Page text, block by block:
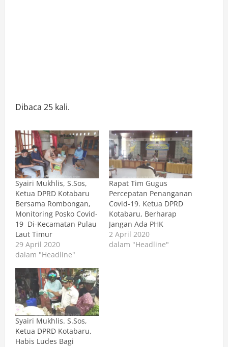
Dibaca 25 kali.
Syairi Mukhlis, S.Sos,
Ketua DPRD Kotabaru
Bersama Rombongan,
Monitoring Posko Covid-
19 Di-Kecamatan Pulau
Laut Timur
29 April 2020
dalam "Headline"
Rapat Tim Gugus
Percepatan Penanganan
Covid-19. Ketua DPRD
Kotabaru, Berharap
Jangan Ada PHK
2 April 2020
dalam "Headline"
Syairi Mukhlis. S.Sos,
Ketua DPRD Kotabaru,
Habis Ludes Bagi